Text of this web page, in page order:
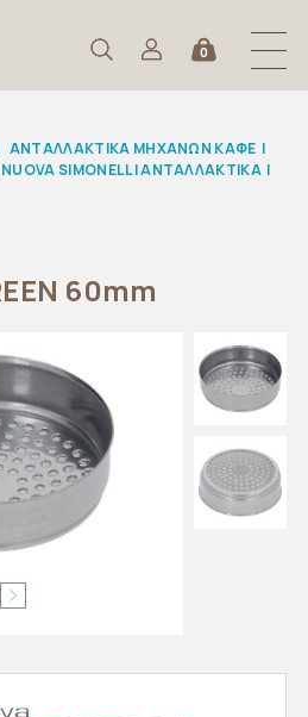
0
ΑΝΤΑΛΛΑΚΤΙΚΑ ΜΗΧΑΝΩΝ ΚΑΦΕ |
NUOVA SIMONELLI ΑΝΤΑΛΛΑΚΤΙΚΑ |
60mm